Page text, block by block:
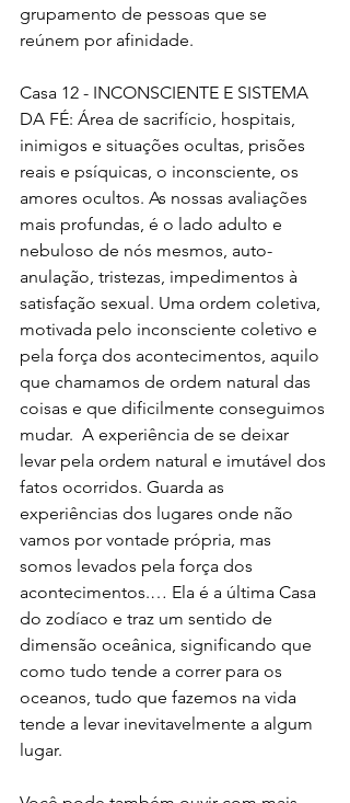
grupamento de pessoas que se
reúnem por afinidade.
Casa 12 - INCONSCIENTE E SISTEMA
DA FÉ: Área de sacrifício, hospitais,
inimigos e situações ocultas, prisões
reais e psíquicas, o inconsciente, os
amores ocultos. As nossas avaliações
mais profundas, é o lado adulto e
nebuloso de nós mesmos, auto-
anulação, tristezas, impedimentos à
satisfação sexual. Uma ordem coletiva,
motivada pelo inconsciente coletivo e
pela força dos acontecimentos, aquilo
que chamamos de ordem natural das
coisas e que dificilmente conseguimos
mudar.  A experiência de se deixar
levar pela ordem natural e imutável dos
fatos ocorridos. Guarda as
experiências dos lugares onde não
vamos por vontade própria, mas
somos levados pela força dos
acontecimentos.… Ela é a última Casa
do zodíaco e traz um sentido de
dimensão oceânica, significando que
como tudo tende a correr para os
oceanos, tudo que fazemos na vida
tende a levar inevitavelmente a algum
lugar.